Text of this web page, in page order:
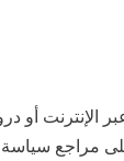
الإنترنت أو
مراجع